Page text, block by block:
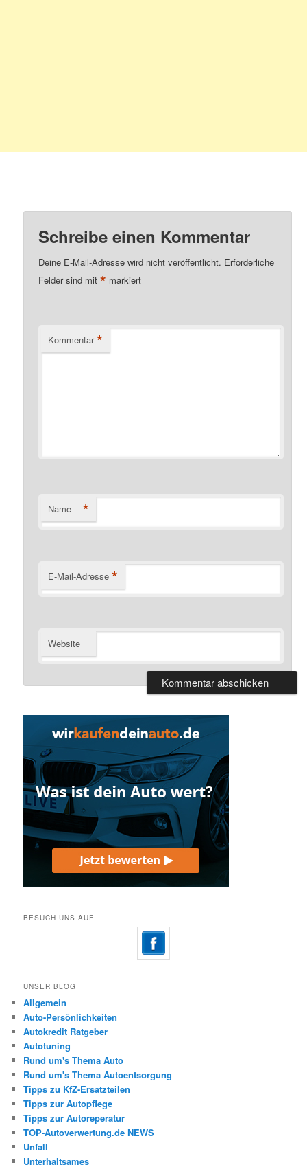
Schreibe einen Kommentar
Deine E-Mail-Adresse wird nicht veröffentlicht. Erforderliche
Felder sind mit* markiert
Kommentar *
Name *
E-Mail-Adresse *
Website
BESUCH UNS AUF
UNSER BLOG
Allgemein
Auto-Persönlichkeiten
Autokredit Ratgeber
Autotuning
Rund um's Thema Auto
Rund um's Thema Autoentsorgung
Tipps zu KfZ-Ersatzteilen
Tipps zur Autopflege
Tipps zur Autoreperatur
TOP-Autoverwertung.de NEWS
Unfall
Unterhaltsames